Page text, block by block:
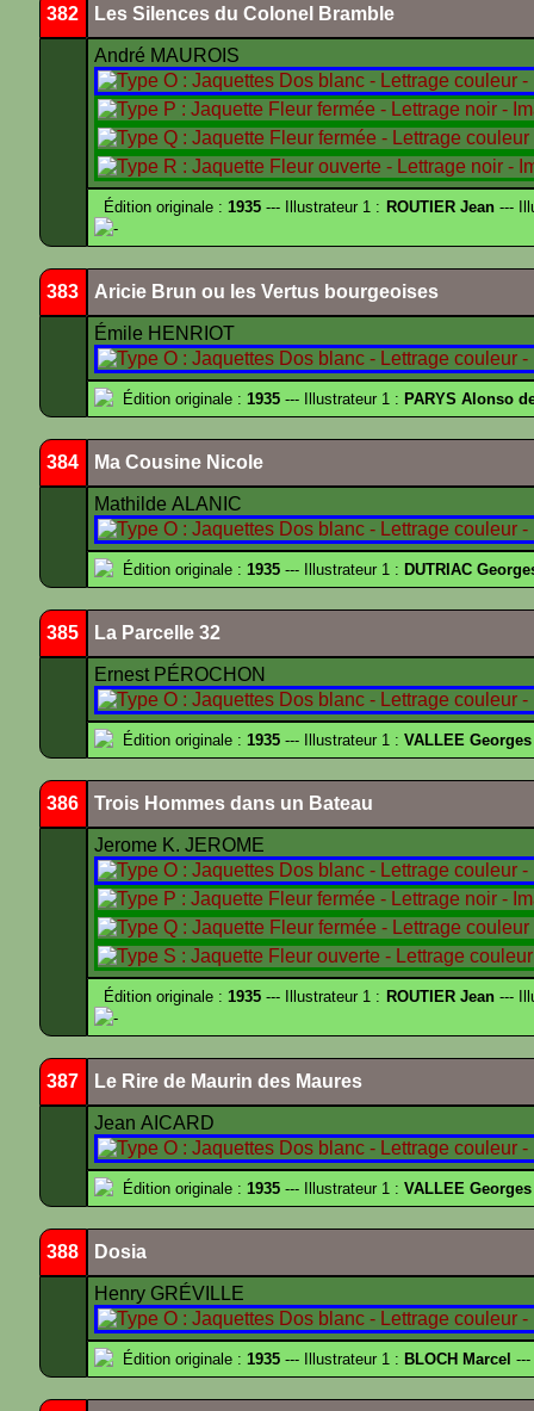
382 Les Silences du Colonel Bramble
André MAUROIS
Édition originale :1935 --- Illustrateur 1 : ROUTIER Jean---
-
383 Aricie Brun ou les Vertus bourgeoises
Émile HENRIOT
Édition originale : 1935 --- Illustrateur 1 : PARYS Alonso
384 Ma Cousine Nicole
Mathilde ALANIC
Édition originale : 1935 --- Illustrateur 1 : DUTRIAC
385 La Parcelle 32
Ernest PÉROCHON
Édition originale : 1935 --- Illustrateur 1 : VALLEE Georges
386 Trois Hommes dans un Bateau
Jerome K. JEROME
Édition originale :1935 --- Illustrateur 1 : ROUTIER Jean---
-
387 Le Rire de Maurin des Maures
Jean AICARD
Édition originale : 1935 --- Illustrateur 1 : VALLEE Georges
388 Dosia
Henry GRÉVILLE
Édition originale : 1935 --- Illustrateur 1 : BLOCH Marcel ---